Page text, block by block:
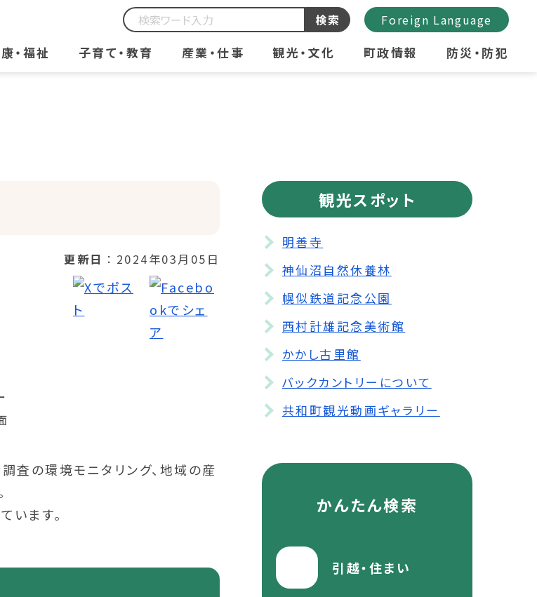
・福祉 子育て・教育 産業・仕事 観光・文化 町政情報 防災・防犯
検索 Foreign Language
更新日 2024年03月05日
査の環境モニタリング、地域の産
います。
観光スポット
明善寺
神仙沼自然休養林
幌似鉄道記念公園
西村計雄記念美術館
かかし古里館
バックカントリーについて
共和町観光動画ギャラリー
かんたん検索
引越・住まい